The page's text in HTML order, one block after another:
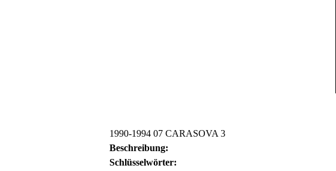
1990-1994 07 CARASOVA 3
Beschreibung:
Schlüsselwörter: